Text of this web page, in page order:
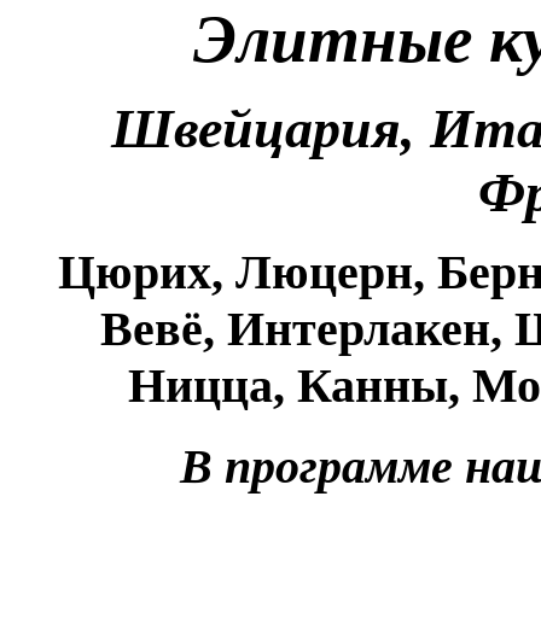
Элитные
Швейцария,
Цюрих, Люцерн,
Вевё, Интерлакен,
Ницца, Канны,
В программе